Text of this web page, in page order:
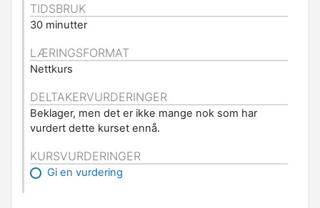
TIDSBRUK
30 minutter
LÆRINGSFORMAT
Nettkurs
DELTAKERVURDERINGER
Beklager, men det er ikke mange nok som har
vurdert dette kurset ennå.
KURSVURDERINGER
Gi en vurdering